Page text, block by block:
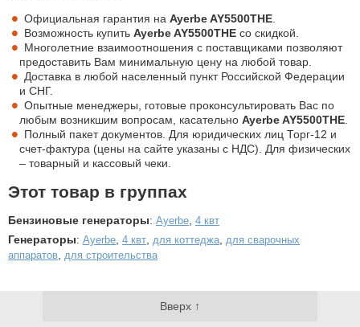
Официальная гарантия наAyerbe AY5500THE
Возможность купитьAyerbe AY5500THE со скидкой.
Многолетние взаимоотношения с поставщиками позволяют
предоставить Вам минимальную цену на любой товар.
Доставка в любой населенный пункт Российской Федерации
и СНГ.
Опытные менеджеры, готовые проконсультировать Вас по
любым возникшим вопросам, касательно Ayerbe AY5500THE
Полный пакет документов. Для юридических лиц Торг-12 и
счет-фактура (цены на сайте указаны с НДС). Для физических
– товарный и кассовый чеки.
Этот товар в группах
Бензиновые генераторы: Ayerbe 4 квт
Генераторы: Ayerbe 4 квт для коттеджа для сварочных
аппаратов для строительства
Вверх ↑